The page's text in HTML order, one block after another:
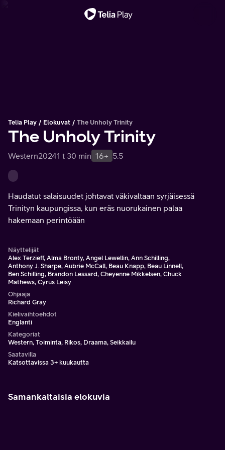
Telia Play Elokuvat The Unholy Trinity
The Unholy Trinity
Western20241 t 30 min 16+ 5.5
Haudatut salaisuudet johtavat väkivaltaan syrjäisessä
Trinityn kaupungissa, kun eräs nuorukainen palaa
hakemaan perintöään
Näyttelijät
Alex Terzieff, Alma Bronty, Angel Lewellin, Ann Schilling,
Anthony J. Sharpe, Aubrie McCall, Beau Knapp, Beau Linnell,
Ben Schilling, Brandon Lessard, Cheyenne Mikkelsen, Chuck
Mathews, Cyrus Leisy
Ohjaaja
Richard Gray
Kielivaihtoehdot
Englanti
Kategoriat
Western, Toiminta, Rikos, Draama, Seikkailu
Saatavilla
Katsottavissa 3+ kuukautta
Samankaltaisia elokuvia